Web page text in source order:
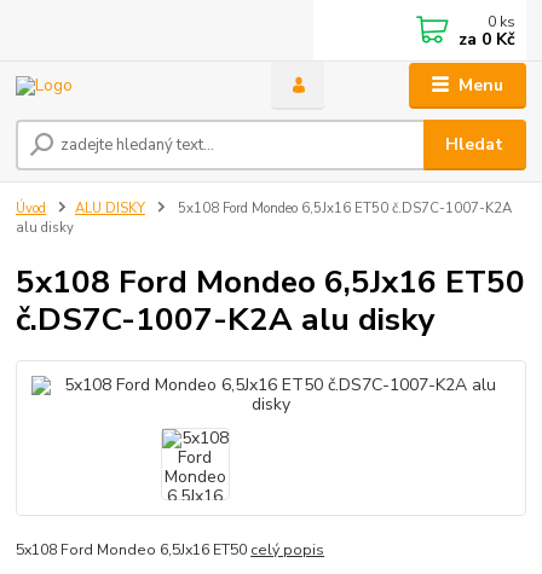
Menu
Hledat
0 ks
za 0 Kč
Úvod ALU DISKY
5x108 Ford Mondeo 6,5Jx16 ET50 č.DS7C-1007-K2A
alu disky
5x108 Ford Mondeo 6,5Jx16 ET50
č.DS7C-1007-K2A alu disky
5x108 Ford Mondeo 6,5Jx16 ET50 celý popis